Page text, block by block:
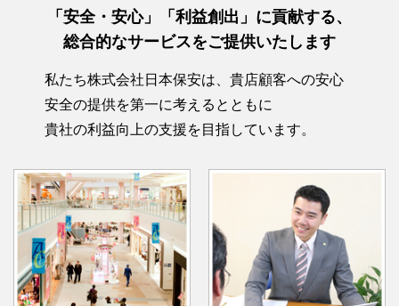
「安全・安心」「利益創出」に貢献する、
総合的なサービスをご提供いたします
私たち株式会社日本保安は、貴店顧客への安心
安全の提供を第一に考えるとともに
貴社の利益向上の支援を目指しています。